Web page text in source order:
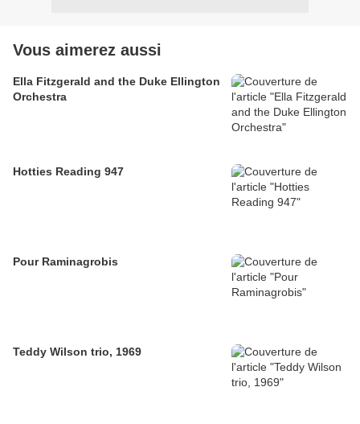
Vous aimerez aussi
Ella Fitzgerald and the Duke Ellington
Orchestra
Hotties Reading 947
Pour Raminagrobis
Teddy Wilson trio, 1969